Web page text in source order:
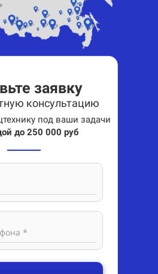
заявку
консультацию
под ваши задачи
до 250 000 руб
*